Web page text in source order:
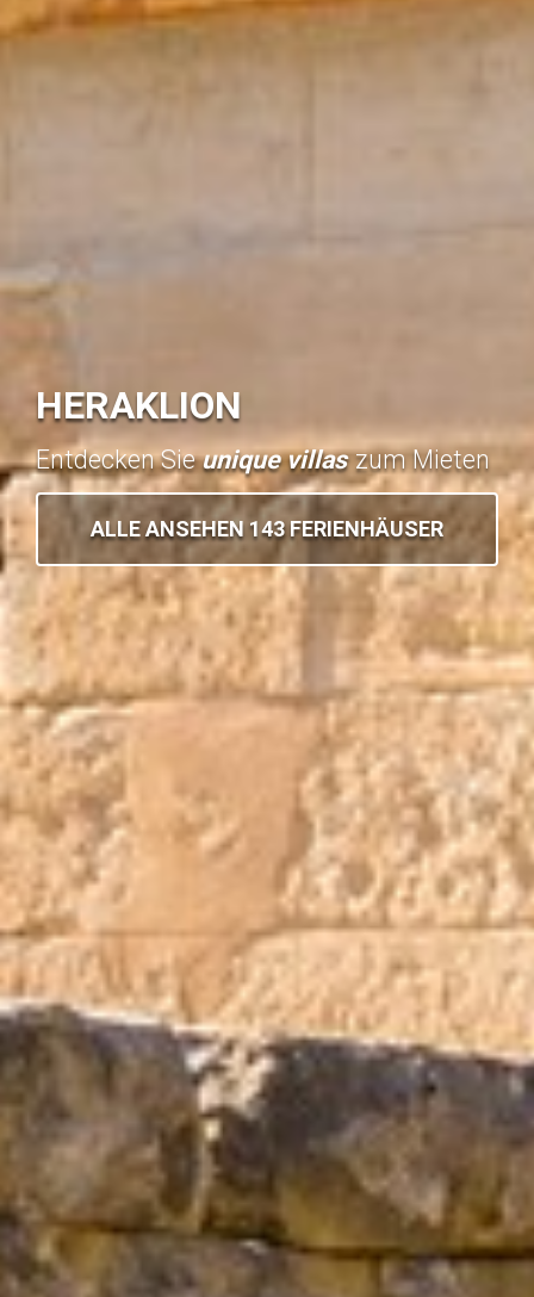
HERAKLION
Entdecken Sieunique villaszum Mieten
ALLE ANSEHEN 143 FERIENHÄUSER